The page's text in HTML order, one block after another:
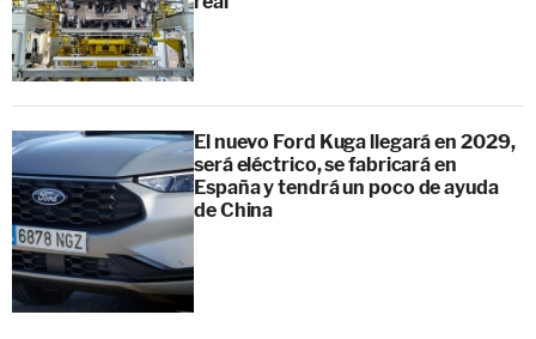
El nuevo Ford Kuga llegará en 2029,
será eléctrico, se fabricará en
España y tendrá un poco de ayuda
de China